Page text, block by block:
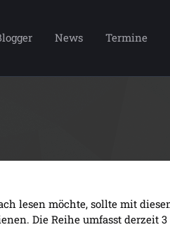
News Termine
lesen möchte, sollte mit
Die Reihe umfasst derzeit